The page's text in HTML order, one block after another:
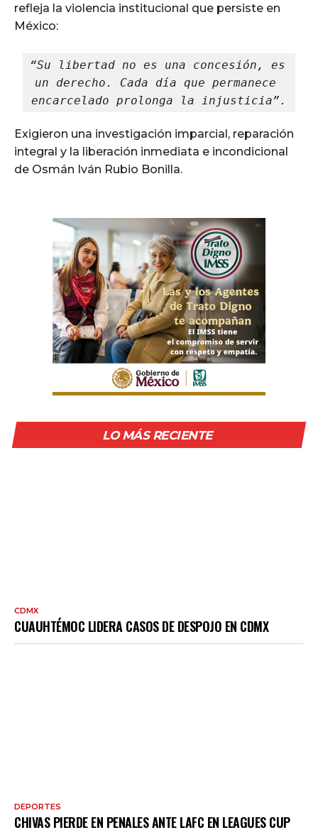
refleja la violencia institucional que persiste en
México:
“Su libertad no es una concesión, es
un derecho. Cada día que permanece
encarcelado prolonga la injusticia”.
Exigieron una investigación imparcial, reparación
integral y la liberación inmediata e incondicional
de Osmán Iván Rubio Bonilla.
LO MÁS RECIENTE
CDMX
CUAUHTÉMOC LIDERA CASOS DE DESPOJO EN CDMX
DEPORTES
CHIVAS PIERDE EN PENALES ANTE LAFC EN LEAGUES CUP